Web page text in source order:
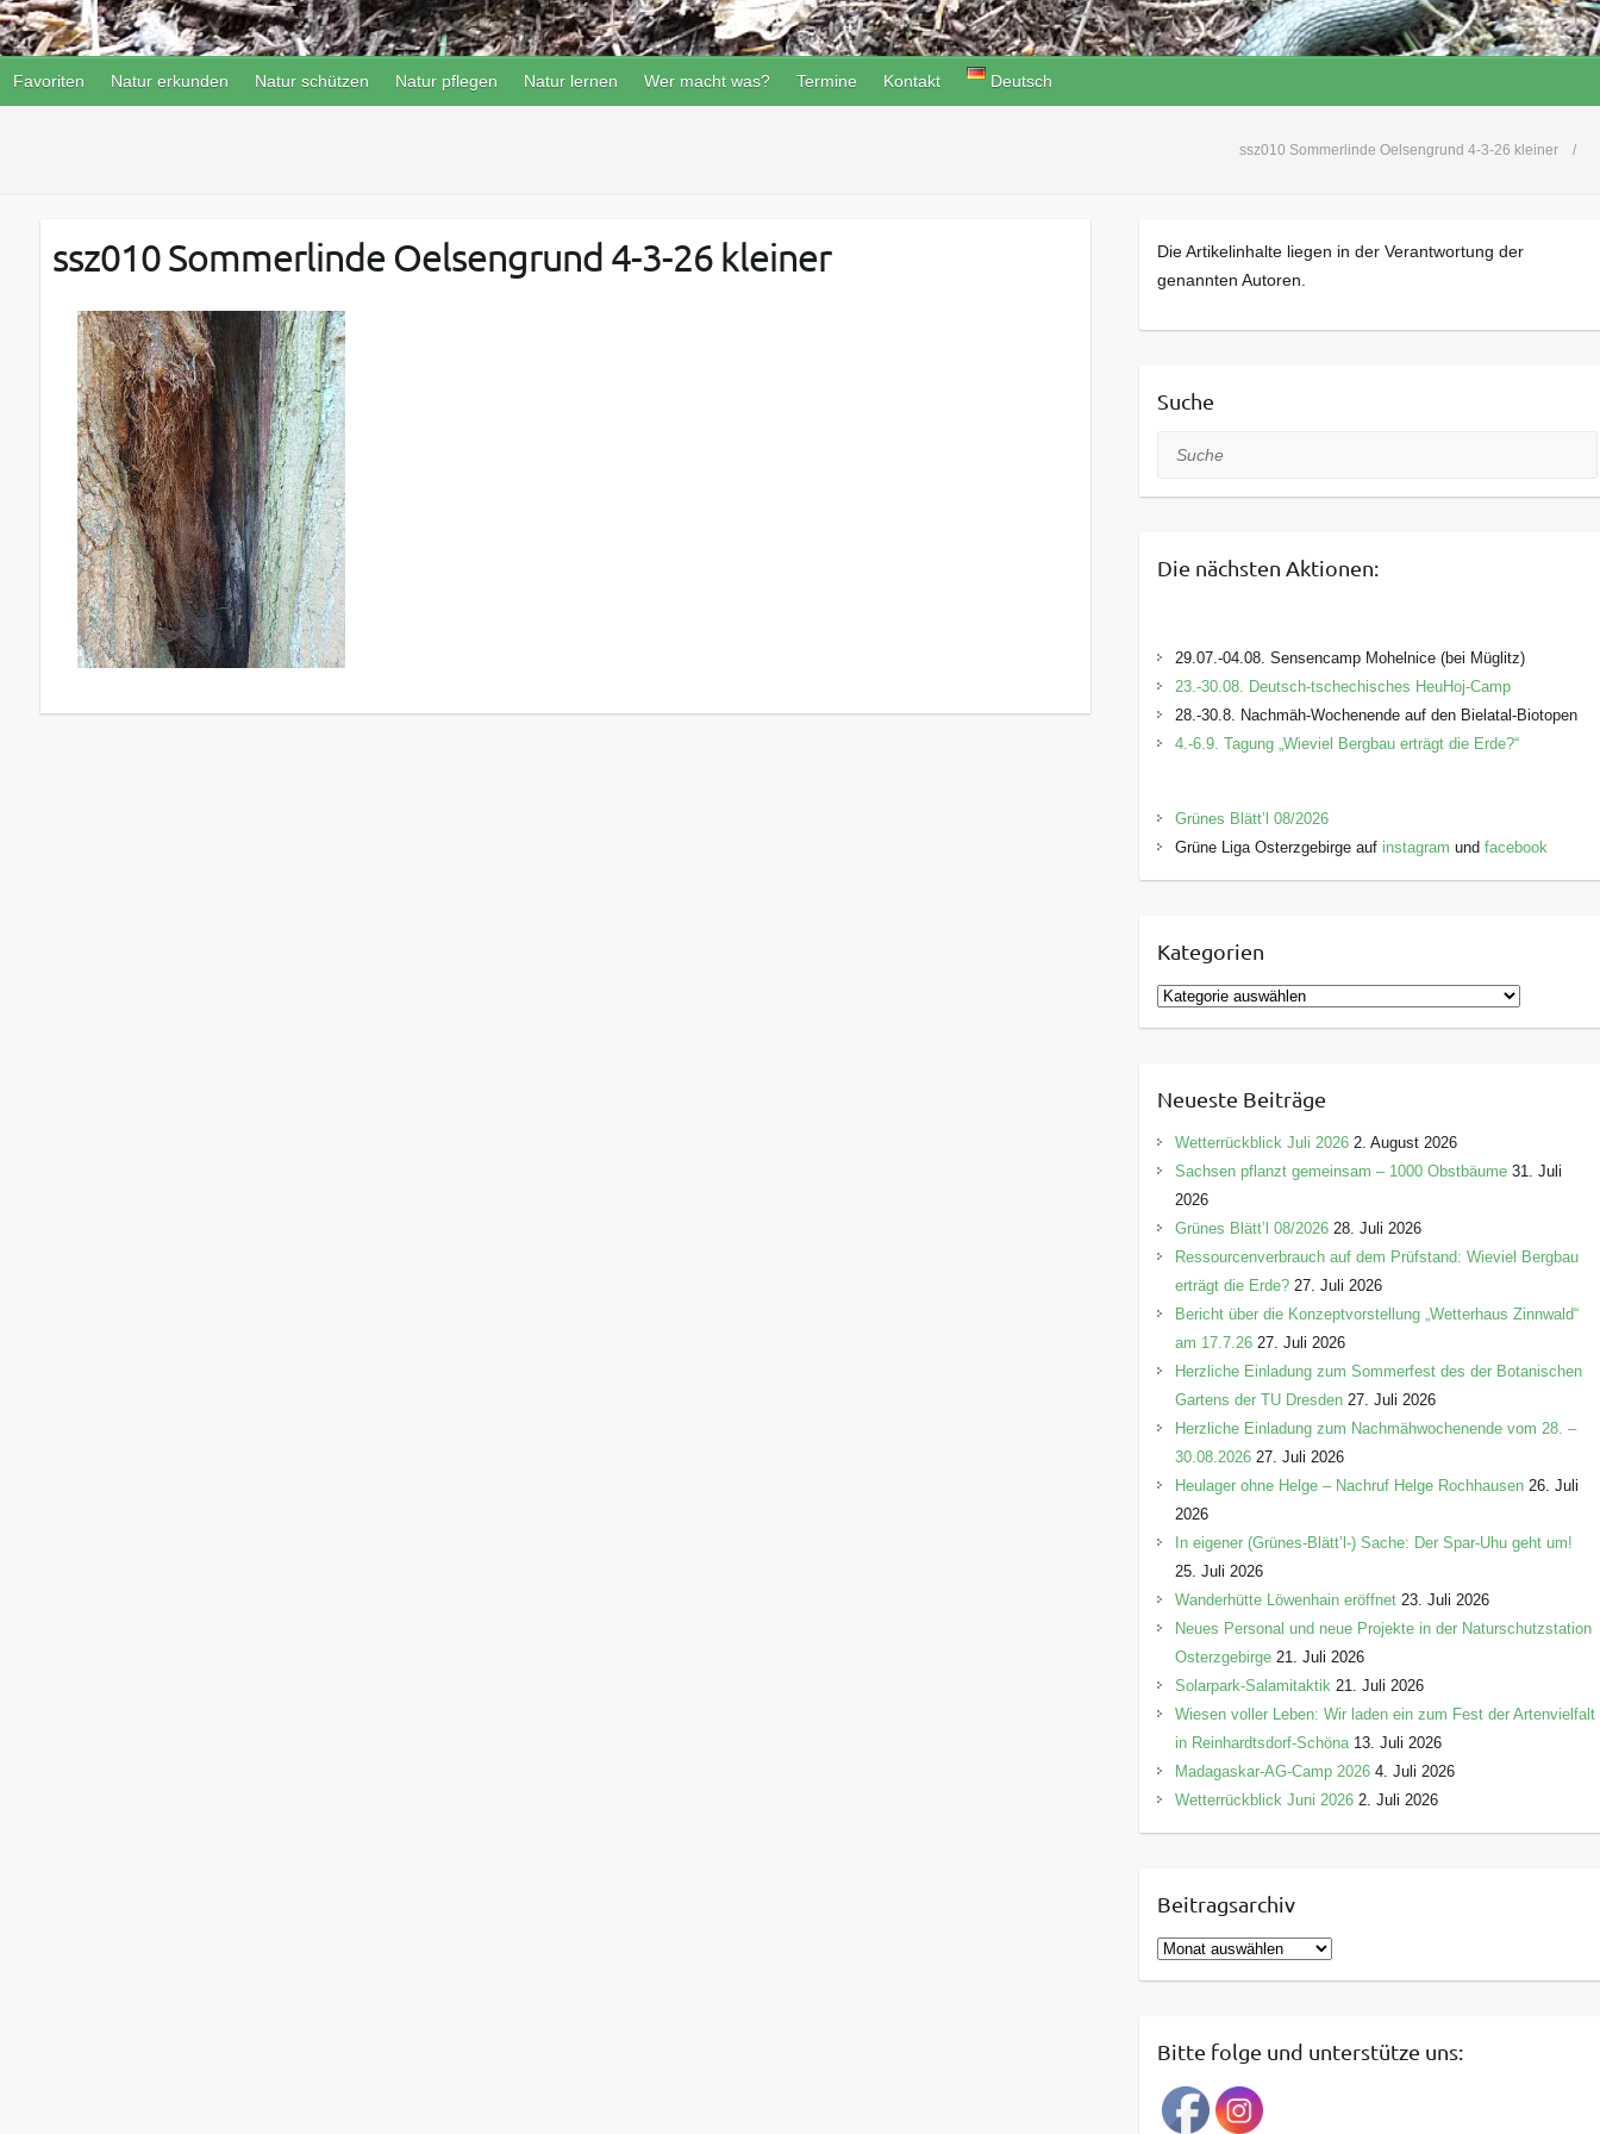
Favoriten Natur erkunden Natur schützen Natur pflegen Natur lernen Wer macht was? Termine Kontakt Deutsch
ssz010 Sommerlinde Oelsengrund 4-3-26 kleiner
ssz010 Sommerlinde Oelsengrund 4-3-26 kleiner
Die Artikelinhalte liegen in der Verantwortung der
genannten Autoren.
Suche
Suche
Die nächsten Aktionen:
29.07.-04.08. Sensencamp Mohelnice (bei Müglitz)
23.-30.08. Deutsch-tschechisches HeuHoj-Camp
28.-30.8. Nachmäh-Wochenende auf den Bielatal-Biotopen
4.-6.9. Tagung „Wieviel Bergbau erträgt die Erde?“
Grünes Blätt’l 08/2026
Grüne Liga Osterzgebirge auf instagram und facebook
Kategorien
K
a
g
o
r
e
n
Neueste Beiträge
Wetterrückblick Juli 2026 2. August 2026
Sachsen pflanzt gemeinsam – 1000 Obstbäume 31. Juli
2026
Grünes Blätt’l 08/2026 28. Juli 2026
Ressourcenverbrauch auf dem Prüfstand: Wieviel Bergbau
erträgt die Erde? 27. Juli 2026
Bericht über die Konzeptvorstellung „Wetterhaus Zinnwald“
am 17.7.26 27. Juli 2026
Herzliche Einladung zum Sommerfest des der Botanischen
Gartens der TU Dresden 27. Juli 2026
Herzliche Einladung zum Nachmähwochenende vom 28. –
30.08.2026 27. Juli 2026
Heulager ohne Helge – Nachruf Helge Rochhausen 26. Juli
2026
In eigener (Grünes-Blätt’l-) Sache: Der Spar-Uhu geht um!
25. Juli 2026
Wanderhütte Löwenhain eröffnet 23. Juli 2026
Neues Personal und neue Projekte in der Naturschutzstation
Osterzgebirge 21. Juli 2026
Solarpark-Salamitaktik 21. Juli 2026
Wiesen voller Leben: Wir laden ein zum Fest der Artenvielfalt
in Reinhardtsdorf-Schöna 13. Juli 2026
Madagaskar-AG-Camp 2026 4. Juli 2026
Wetterrückblick Juni 2026 2. Juli 2026
Beitragsarchiv
B
e
r
g
Bitte folge und unterstütze uns: